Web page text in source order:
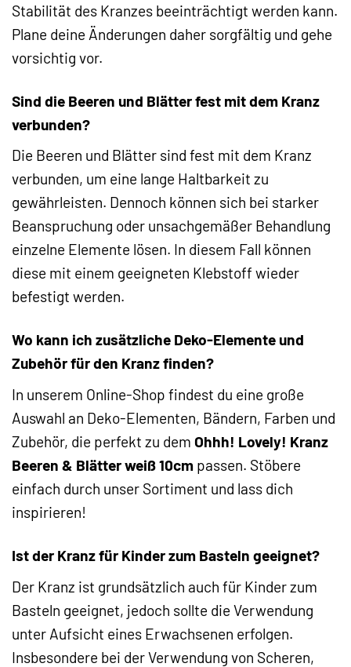
Stabilität des Kranzes beeinträchtigt werden kann.
Plane deine Änderungen daher sorgfältig und gehe
vorsichtig vor.
Sind die Beeren und Blätter fest mit dem Kranz
verbunden?
Die Beeren und Blätter sind fest mit dem Kranz
verbunden, um eine lange Haltbarkeit zu
gewährleisten. Dennoch können sich bei starker
Beanspruchung oder unsachgemäßer Behandlung
einzelne Elemente lösen. In diesem Fall können
diese mit einem geeigneten Klebstoff wieder
befestigt werden.
Wo kann ich zusätzliche Deko-Elemente und
Zubehör für den Kranz finden?
In unserem Online-Shop findest du eine große
Auswahl an Deko-Elementen, Bändern, Farben und
Zubehör, die perfekt zu dem Ohhh! Lovely! Kranz
Beeren & Blätter weiß 10cm passen. Stöbere
einfach durch unser Sortiment und lass dich
inspirieren!
Ist der Kranz für Kinder zum Basteln geeignet?
Der Kranz ist grundsätzlich auch für Kinder zum
Basteln geeignet, jedoch sollte die Verwendung
unter Aufsicht eines Erwachsenen erfolgen.
Insbesondere bei der Verwendung von Scheren,